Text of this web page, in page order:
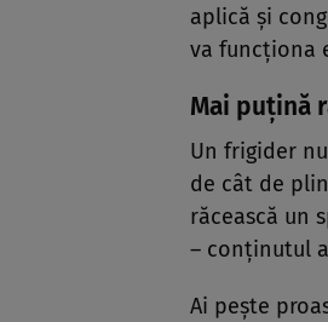
aplică și
va funcționa
Mai puțină
Un frigider
de cât de
răcească un
– conținutul
Ai pește